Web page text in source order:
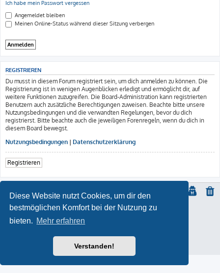
Diese Website nutzt Cookies, um dir den
bestmöglichen Komfort bei der Nutzung zu
bieten. Mehr erfahren
Verstanden!
Ich habe mein Passwort vergessen
Angemeldet bleiben
Meinen Online-Status während dieser Sitzung verbergen
REGISTRIEREN
Du musst in diesem Forum registriert sein, um dich anmelden zu können. Die
Registrierung ist in wenigen Augenblicken erledigt und ermöglicht dir, auf
weitere Funktionen zuzugreifen. Die Board-Administration kann registrierten
Benutzern auch zusätzliche Berechtigungen zuweisen. Beachte bitte unsere
Nutzungsbedingungen und die verwandten Regelungen, bevor du dich
registrierst. Bitte beachte auch die jeweiligen Forenregeln, wenn du dich in
diesem Board bewegst.
Nutzungsbedingungen | Datenschutzerklärung
Registrieren
© Copyright2021 | ft-817.com | DO7PSL | ALL RIGHTS RESERVED
ProLight Style by
Datenschutz|Nutzungsbedingungen